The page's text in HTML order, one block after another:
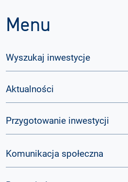
Menu
Wyszukaj inwestycje
Aktualności
Przygotowanie inwestycji
Komunikacja społeczna